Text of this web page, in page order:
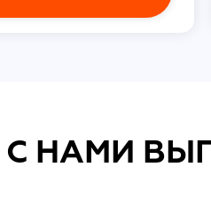
С НАМИ